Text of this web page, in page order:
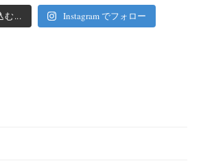
む... Instagram でフォロー